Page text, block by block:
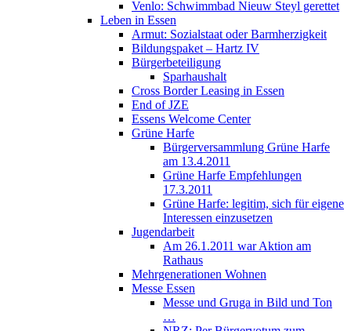
Venlo: Schwimmbad Nieuw Steyl gerettet
Leben in Essen
Armut: Sozialstaat oder Barmherzigkeit
Bildungspaket – Hartz IV
Bürgerbeteiligung
Sparhaushalt
Cross Border Leasing in Essen
End of JZE
Essens Welcome Center
Grüne Harfe
Bürgerversammlung Grüne Harfe
am 13.4.2011
Grüne Harfe Empfehlungen
17.3.2011
Grüne Harfe: legitim, sich für eigene
Interessen einzusetzen
Jugendarbeit
Am 26.1.2011 war Aktion am
Rathaus
Mehrgenerationen Wohnen
Messe Essen
Messe und Gruga in Bild und Ton
…